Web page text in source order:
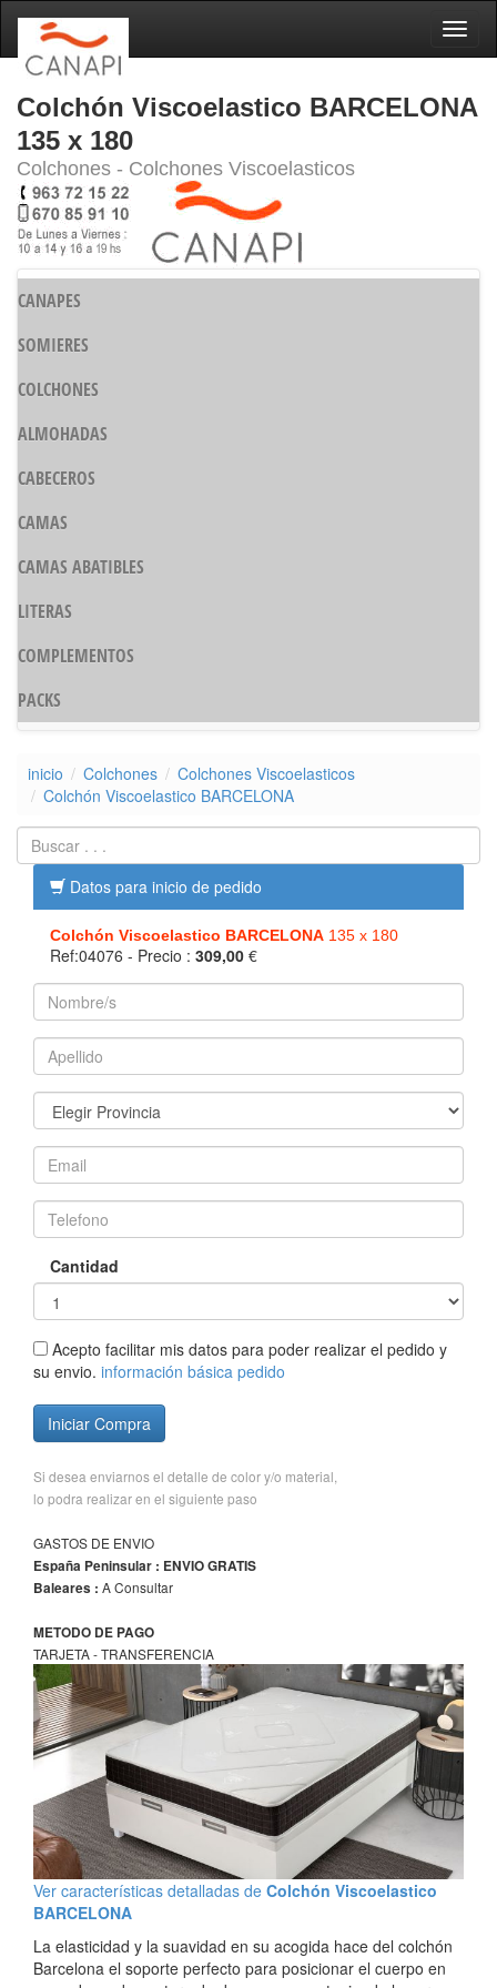
Colchón Viscoelastico BARCELONA
135 x 180
Colchones - Colchones Viscoelasticos
CANAPES
SOMIERES
COLCHONES
ALMOHADAS
CABECEROS
CAMAS
CAMAS ABATIBLES
LITERAS
COMPLEMENTOS
PACKS
inicio Colchones
Colchones Viscoelasticos
Colchón Viscoelastico BARCELONA
Datos para inicio de pedido
Colchón Viscoelastico BARCELONA 135 x 180
Ref:04076 - Precio : 309,00 €
Cantidad
Acepto facilitar mis datos para poder realizar el pedido y
su envio. información básica pedido
Iniciar Compra
Si desea enviarnos el detalle de color y/o material,
lo podra realizar en el siguiente paso
GASTOS DE ENVIO
España Peninsular : ENVIO GRATIS
Baleares : A Consultar
METODO DE PAGO
TARJETA - TRANSFERENCIA
Ver características detalladas de Colchón Viscoelastico
BARCELONA
La elasticidad y la suavidad en su acogida hace del colchón
Barcelona el soporte perfecto para posicionar el cuerpo en